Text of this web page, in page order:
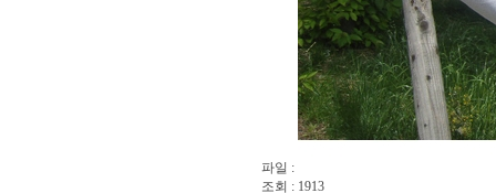
파일 :
조회 : 1913